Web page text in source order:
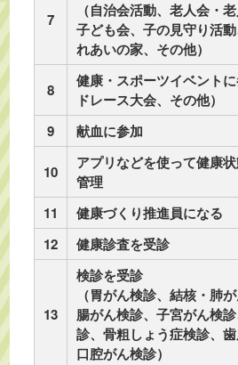
7
（自治会活動、老人会・老
子ども会、子の見守り活
れあいの家、その他）
8
健康・スポーツイベント
ドレース大会、その他）
9
献血に参加
10
アプリなどを使って健康
管理
11 健康づくり推進員になる
12
健康診査を受診
13
検診を受診
（胃がん検診、結核・肺
腸がん検診、子宮がん検
診、骨粗しょう症検診、歯
口腔がん検診）